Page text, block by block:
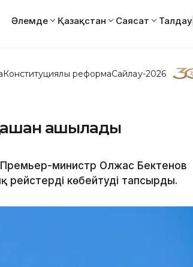
Әлемде Қазақстан Саясат Талдау
Конституциялық реформаСайлау-2026
қашан ашылады
Премьер-министр Олжас Бектенов
рейстерді көбейтуді тапсырды.